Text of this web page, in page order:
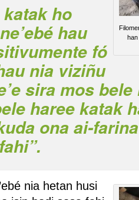
katak ho
hau
fó
nia viziñu
sira mos bele
haree katak
ona ai-
nia hetan husi